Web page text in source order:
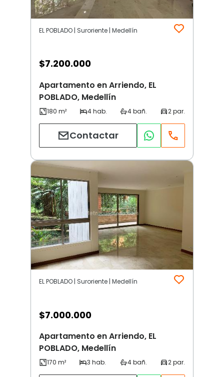
EL POBLADO | Suroriente | Medellín
$7.200.000
Apartamento en Arriendo, EL
POBLADO, Medellín
Contactar
EL POBLADO | Suroriente | Medellín
$7.000.000
Apartamento en Arriendo, EL
POBLADO, Medellín